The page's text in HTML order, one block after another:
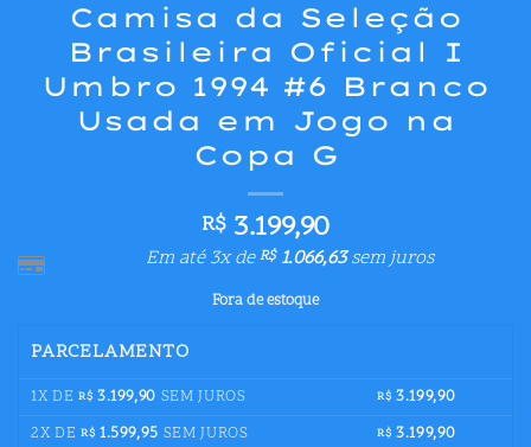
Camisa da Seleção
Brasileira Oficial I
Umbro 1994 #6 Branco
Usada em Jogo na
Copa G
R$ 3.199,90
Em até 3x deR$1.066,63sem juros
Fora de estoque
PARCELAMENTO
1X DE R$ 3.199,90 SEM JUROS R$ 3.199,90
2X DE R$ 1.599,95 SEM JUROS R$ 3.199,90